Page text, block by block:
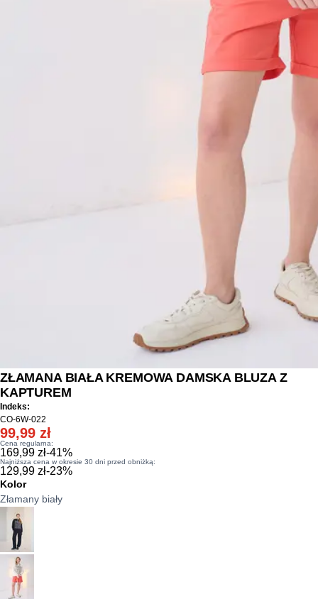
ZŁAMANA BIAŁA KREMOWA DAMSKA BLUZA Z
KAPTUREM
Indeks:
CO-6W-022
99,99 zł
Cena regularna:
169,99 zł-41%
Najniższa cena w okresie 30 dni przed obniżką:
129,99 zł-23%
Kolor
Złamany biały